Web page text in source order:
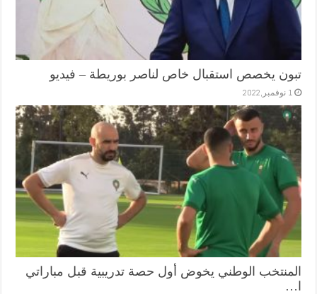
تبون يخصص استقبال خاص لناصر بوريطة – فيديو
1 نوفمبر,2022
المنتخب الوطني يخوض أول حصة تدريبية قبل مباراتي
ا…